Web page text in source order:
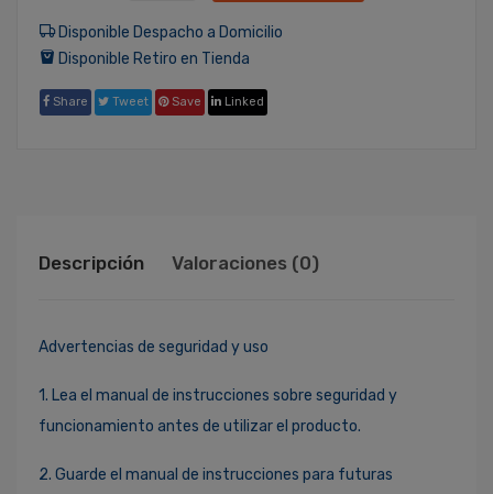
Disponible Despacho a Domicilio
Disponible Retiro en Tienda
Share Tweet Save Linked
Descripción Valoraciones (0)
Advertencias de seguridad y uso
1. Lea el manual de instrucciones sobre seguridad y
funcionamiento antes de utilizar el producto.
2. Guarde el manual de instrucciones para futuras